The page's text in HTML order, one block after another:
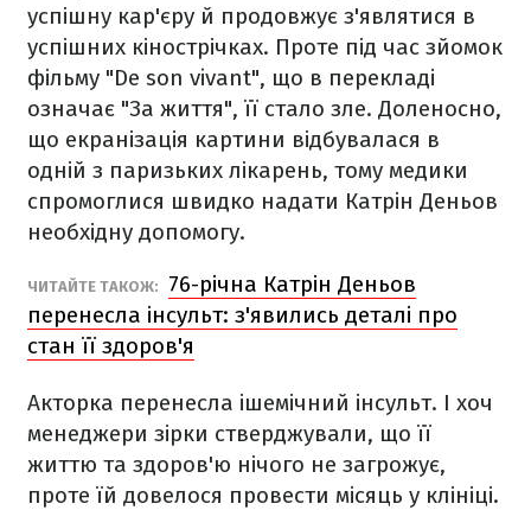
успішну кар'єру й продовжує з'являтися в
успішних кінострічках. Проте під час зйомок
фільму "De son vivant", що в перекладі
означає "За життя", її стало зле. Доленосно,
що екранізація картини відбувалася в
одній з паризьких лікарень, тому медики
спромоглися швидко надати Катрін Деньов
необхідну допомогу.
ЧИТАЙТЕ ТАКОЖ:
76-річна Катрін Деньов
перенесла інсульт: з'явились деталі про
стан її здоров'я
Акторка перенесла ішемічний інсульт. І хоч
менеджери зірки стверджували, що її
життю та здоров'ю нічого не загрожує,
проте їй довелося провести місяць у клініці.